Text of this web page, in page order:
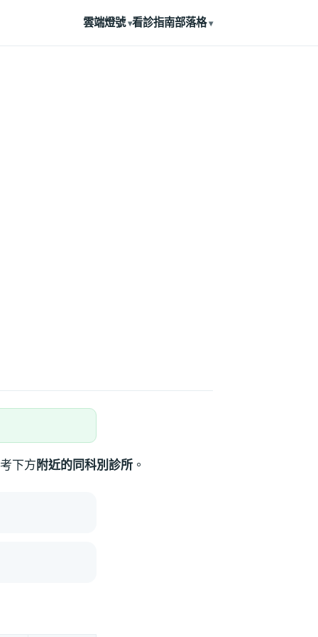
雲端燈號 看診指南部落格
下方 附近的同科別診所 。